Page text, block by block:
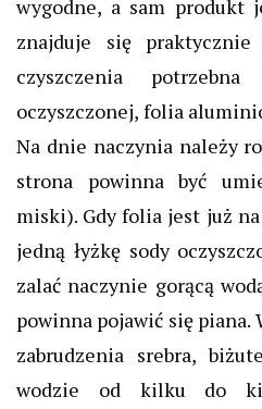
wygodne, a sam produkt
znajduje się
czyszczenia
oczyszczonej, folia
Na dnie naczynia należy
strona powinna być
miski). Gdy folia jest już
jedną łyżkę sody
zalać naczynie gorącą
powinna pojawić się piana.
zabrudzenia srebra,
wodzie od kilku do